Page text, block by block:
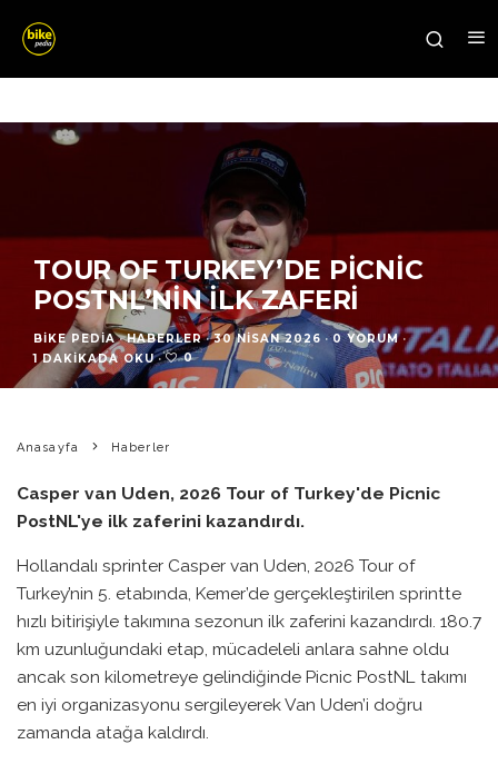
TOUR OF TURKEY’DE PICNIC
POSTNL’NIN İLK ZAFERI
BIKE PEDIA · HABERLER · 30 NISAN 2026 · 0 YORUM ·
1 DAKIKADA OKU · 0
Anasayfa Haberler
Casper van Uden, 2026 Tour of Turkey'de Picnic
PostNL'ye ilk zaferini kazandırdı.
Hollandalı sprinter Casper van Uden, 2026 Tour of
Turkey’nin 5. etabında, Kemer’de gerçekleştirilen sprintte
hızlı bitirişiyle takımına sezonun ilk zaferini kazandırdı. 180.7
km uzunluğundaki etap, mücadeleli anlara sahne oldu
ancak son kilometreye gelindiğinde Picnic PostNL takımı
en iyi organizasyonu sergileyerek Van Uden’i doğru
zamanda atağa kaldırdı.